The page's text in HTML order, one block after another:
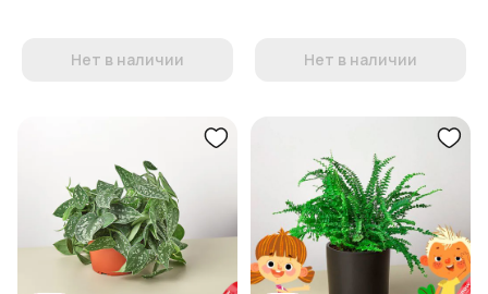
Нет в наличии Нет в наличии